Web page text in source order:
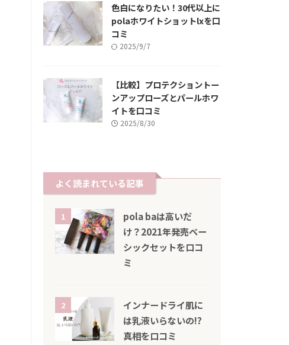
色白になりたい！30代以上に
polaホワイトショットlxを口
コミ
2025/9/7
【比較】プロテクショントー
ンアップローズとパールホワ
イトを口コミ
2025/8/30
よく読まれている記事
1
pola baは高いだ
け？2021年発売ベー
シックセットを口コ
ミ
2
インナードライ肌に
は乳液いらないの!?
真相を口コミ